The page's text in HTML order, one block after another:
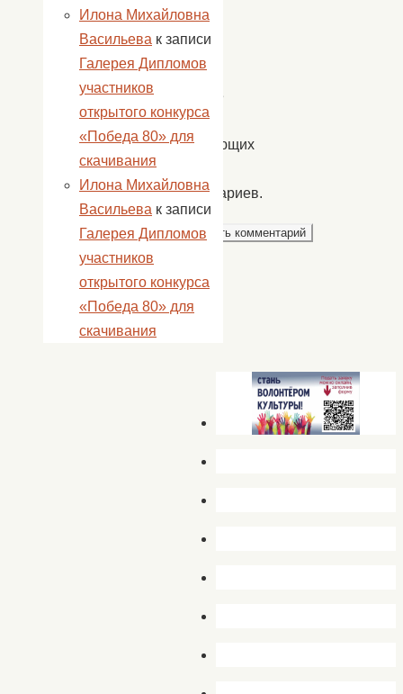
сайта
в
этом
браузере
для
последующих
комментариев.
Илона Михайловна
Васильева к записи
Галерея Дипломов
участников
открытого конкурса
«Победа 80» для
скачивания
Илона Михайловна
Васильева к записи
Галерея Дипломов
участников
открытого конкурса
«Победа 80» для
скачивания